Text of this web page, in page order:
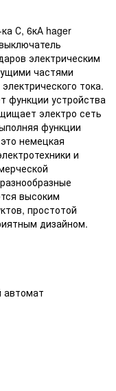
С, 6кА hager
электрическим
частями
тока.
функции устройства
электро сеть
функции
немецкая
и
высоким
простотой
дизайном.